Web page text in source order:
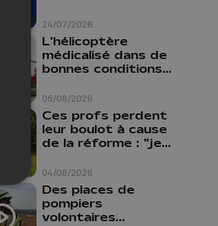
24/07/2026
05/08/2026
L'hélicoptère
médicalisé dans de
bonnes conditions à
04/08/2026
Ces profs perdent
leur boulot à cause
de la réforme : "je
comme prof que
comme
pharmacienne"
Des places de
pompiers
volontaires